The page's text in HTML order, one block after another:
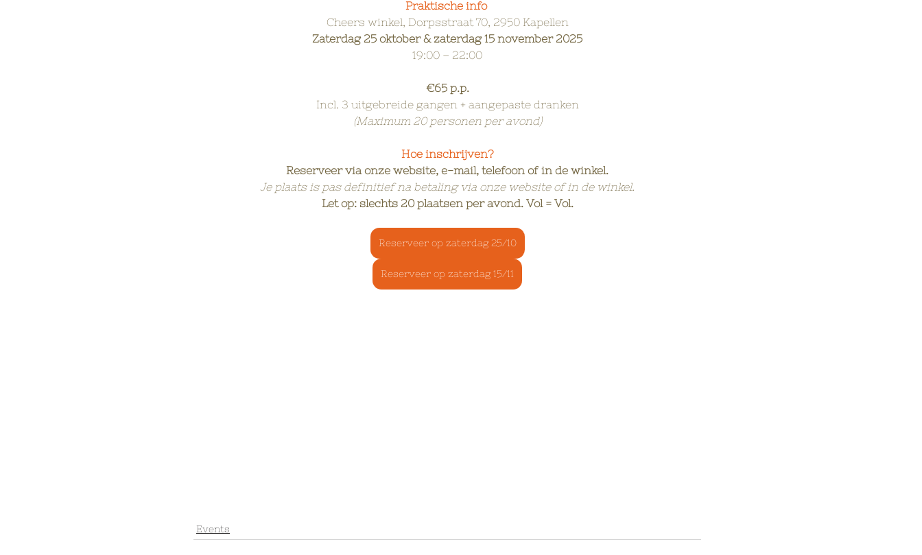
Praktische info
Cheers winkel, Dorpsstraat 70, 2950 Kapellen
Zaterdag 25 oktober & zaterdag 15 november 2025
19:00 – 22:00
€65 p.p.
Incl. 3 uitgebreide gangen + aangepaste dranken
(Maximum 20 personen per avond)
Hoe inschrijven?
Reserveer via onze website, e-mail, telefoon of in de winkel.
Je plaats is pas definitief na betaling via onze website of in de winkel.
Let op: slechts 20 plaatsen per avond. Vol = Vol.
Reserveer op zaterdag 25/10
Reserveer op zaterdag 15/11
Events